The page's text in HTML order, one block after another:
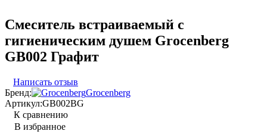
Смеситель встраиваемый с
гигиеническим душем Grocenberg
GB002 Графит
Написать отзыв
Бренд:
Grocenberg
Артикул:GB002BG
К сравнению
В избранное